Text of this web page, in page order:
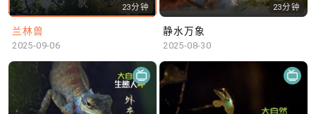
23分钟
兰林兽
2025-09-06
23分钟
静水万象
2025-08-30